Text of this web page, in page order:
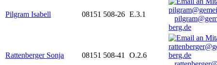
Pilgram Isabell 08151 508-26 E.3.1
berg.de
Rattenberger Sonja 08151 508-41
O.2.6